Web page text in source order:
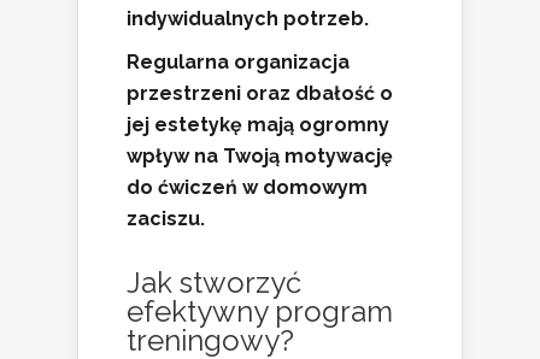
indywidualnych potrzeb.
Regularna organizacja
przestrzeni oraz dbałość o
jej estetykę mają ogromny
wpływ na Twoją motywację
do ćwiczeń w domowym
zaciszu.
Jak stworzyć
efektywny program
treningowy?